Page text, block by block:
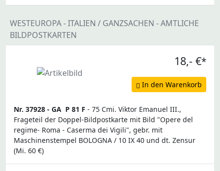
WESTEUROPA - ITALIEN / GANZSACHEN - AMTLICHE
BILDPOSTKARTEN
18,- €*
In den Warenkorb
Nr. 37928 - GA P 81 F - 75 Cmi. Viktor Emanuel III.,
Frageteil der Doppel-Bildpostkarte mit Bild "Opere del
regime- Roma - Caserma dei Vigili", gebr. mit
Maschinenstempel BOLOGNA / 10 IX 40 und dt. Zensur
(Mi. 60 €)